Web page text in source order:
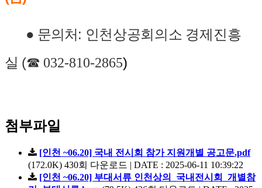
● 문의처: 인천상공회의소 경제진흥
실 (☎ 032-810-2865)
첨부파일
[인천 ~06.20] 국내 전시회 참가 지원개별 공고문.pdf
(172.0K) 430회 다운로드 | DATE : 2025-06-11 10:39:22
[인천 ~06.20] 부대서류 인천상의_국내전시회_개별참